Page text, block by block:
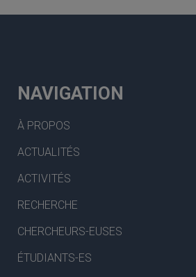
NAVIGATION
À PROPOS
ACTUALITÉS
ACTIVITÉS
RECHERCHE
CHERCHEURS-EUSES
ÉTUDIANTS-ES